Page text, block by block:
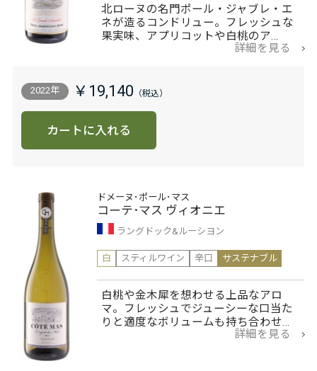
北ローヌの名門ポール・ジャブレ・エ
ネが造るコンドリュー。フレッシュな
果実味、アプリコットや白桃のア…
詳細を見る
2022年 ￥19,140
カートに入れる
ドメーヌ･ポール･マス
コーテ･マス ヴィオニエ
ラングドック&ルーシヨン
白
スティルワイン 辛口 サステナブル
白桃や金木犀を想わせる上品なアロ
マ。フレッシュでジューシーな口当た
りと適度なボリュームも持ち合わせ…
詳細を見る